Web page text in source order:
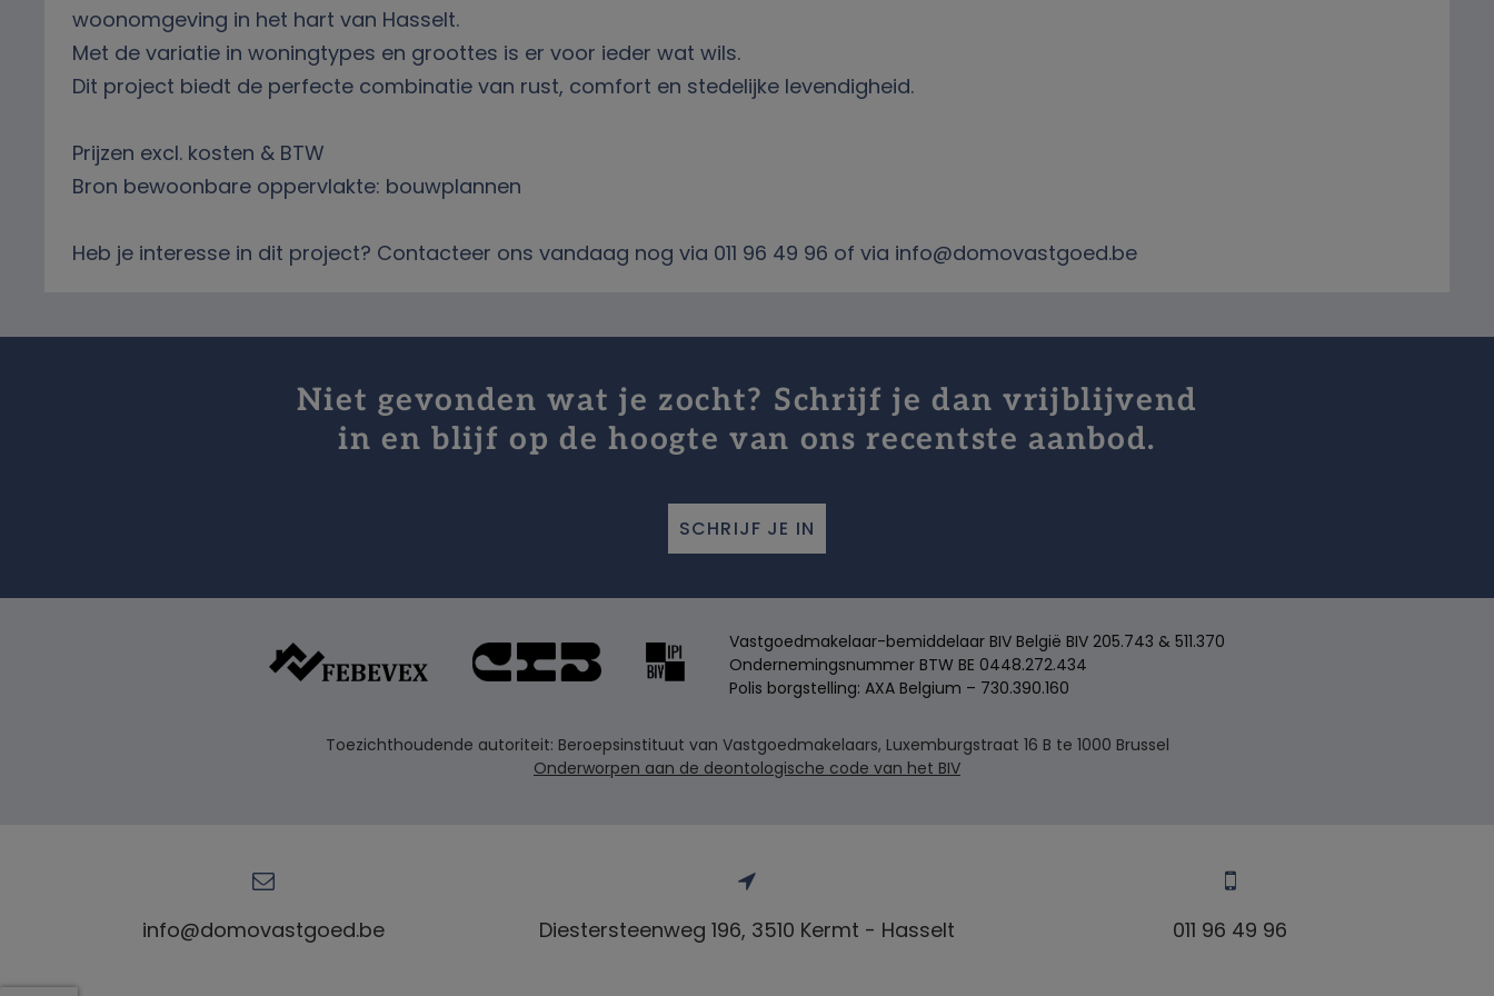
woonomgeving in het hart van Hasselt.
Met de variatie in woningtypes en groottes is er voor ieder wat wils.
Dit project biedt de perfecte combinatie van rust, comfort en stedelijke levendigheid.
Prijzen excl. kosten & BTW
Bron bewoonbare oppervlakte: bouwplannen
Heb je interesse in dit project? Contacteer ons vandaag nog via 011 96 49 96 of via info@domovastgoed.be
Niet gevonden wat je zocht? Schrijf je dan vrijblijvend
in en blijf op de hoogte van ons recentste aanbod.
SCHRIJF JE IN
Vastgoedmakelaar-bemiddelaar BIV België BIV 205.743 & 511.370
Ondernemingsnummer BTW BE 0448.272.434
Polis borgstelling: AXA Belgium – 730.390.160
Toezichthoudende autoriteit: Beroepsinstituut van Vastgoedmakelaars, Luxemburgstraat 16 B te 1000 Brussel
Onderworpen aan de deontologische code van het BIV
info@domovastgoed.be Diestersteenweg 196, 3510 Kermt - Hasselt 011 96 49 96